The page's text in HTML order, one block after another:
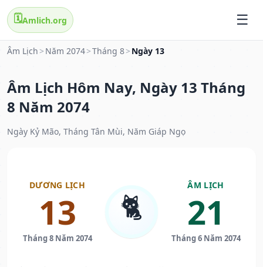
🗓️Amlich.org
Âm Lịch > Năm 2074>Tháng 8> Ngày 13
Âm Lịch Hôm Nay, Ngày 13 Tháng
8 Năm 2074
Ngày Kỷ Mão, Tháng Tân Mùi, Năm Giáp Ngọ
DƯƠNG LỊCH
13
Tháng 8 Năm 2074
🐈
ÂM LỊCH
21
Tháng 6 Năm 2074